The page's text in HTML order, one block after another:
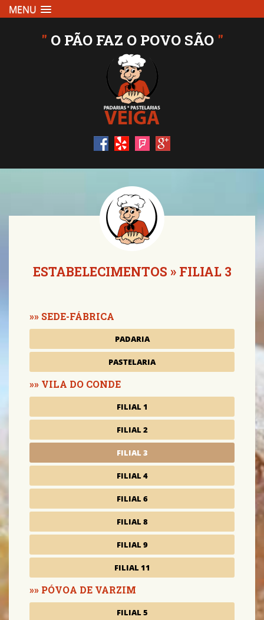
MENU
" O PÃO FAZ O POVO SÃO "
ESTABELECIMENTOS » FILIAL 3
SEDE-FÁBRICA
PADARIA
PASTELARIA
VILA DO CONDE
FILIAL 1
FILIAL 2
FILIAL 3
FILIAL 4
FILIAL 6
FILIAL 8
FILIAL 9
FILIAL 11
PÓVOA DE VARZIM
FILIAL 5